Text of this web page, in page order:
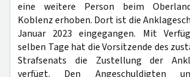
eine weitere Person beim
Koblenz erhoben. Dort ist die
Januar 2023 eingegangen. Mit
selben Tage hat die Vorsitzende des
Strafsenats die Zustellung der
verfügt. Den Angeschuldigten